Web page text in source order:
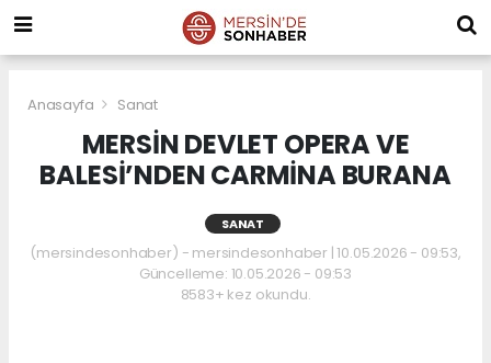
Anasayfa Sanat
MERSİN DEVLET OPERA VE
BALESİ’NDEN CARMİNA BURANA
SANAT
(mersindesonhaber) - mersindesonhaber | 10.05.2026 - 09:53,
Güncelleme: 10.05.2026 - 09:53
8583+ kez okundu.